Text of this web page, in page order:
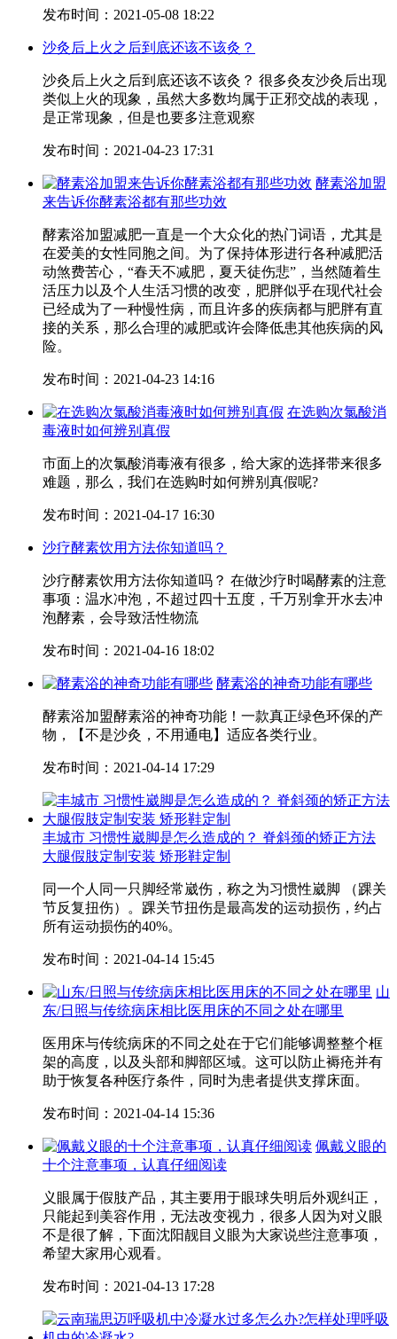
发布时间：2021-05-08 18:22
沙灸后上火之后到底还该不该灸？
沙灸后上火之后到底还该不该灸？ 很多灸友沙灸后出现
类似上火的现象，虽然大多数均属于正邪交战的表现，
是正常现象，但是也要多注意观察
发布时间：2021-04-23 17:31
酵素浴加盟
来告诉你酵素浴都有那些功效
酵素浴加盟减肥一直是一个大众化的热门词语，尤其是
在爱美的女性同胞之间。为了保持体形进行各种减肥活
动煞费苦心，“春天不减肥，夏天徒伤悲”，当然随着生
活压力以及个人生活习惯的改变，肥胖似乎在现代社会
已经成为了一种慢性病，而且许多的疾病都与肥胖有直
接的关系，那么合理的减肥或许会降低患其他疾病的风
险。
发布时间：2021-04-23 14:16
在选购次氯酸消
毒液时如何辨别真假
市面上的次氯酸消毒液有很多，给大家的选择带来很多
难题，那么，我们在选购时如何辨别真假呢?
发布时间：2021-04-17 16:30
沙疗酵素饮用方法你知道吗？
沙疗酵素饮用方法你知道吗？ 在做沙疗时喝酵素的注意
事项：温水冲泡，不超过四十五度，千万别拿开水去冲
泡酵素，会导致活性物流
发布时间：2021-04-16 18:02
酵素浴的神奇功能有哪些
酵素浴加盟酵素浴的神奇功能！一款真正绿色环保的产
物，【不是沙灸，不用通电】适应各类行业。
发布时间：2021-04-14 17:29
丰城市 习惯性崴脚是怎么造成的？ 脊斜颈的矫正方法
大腿假肢定制安装 矫形鞋定制
同一个人同一只脚经常崴伤，称之为习惯性崴脚 （踝关
节反复扭伤）。踝关节扭伤是最高发的运动损伤，约占
所有运动损伤的40%。
发布时间：2021-04-14 15:45
山
东/日照与传统病床相比医用床的不同之处在哪里
医用床与传统病床的不同之处在于它们能够调整整个框
架的高度，以及头部和脚部区域。这可以防止褥疮并有
助于恢复各种医疗条件，同时为患者提供支撑床面。
发布时间：2021-04-14 15:36
佩戴义眼的
十个注意事项，认真仔细阅读
义眼属于假肢产品，其主要用于眼球失明后外观纠正，
只能起到美容作用，无法改变视力，很多人因为对义眼
不是很了解，下面沈阳靓目义眼为大家说些注意事项，
希望大家用心观看。
发布时间：2021-04-13 17:28